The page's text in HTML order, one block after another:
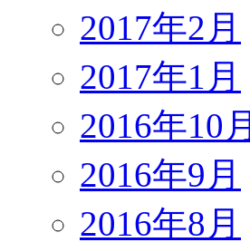
2017年2月
2017年1月
2016年10月
2016年9月
2016年8月